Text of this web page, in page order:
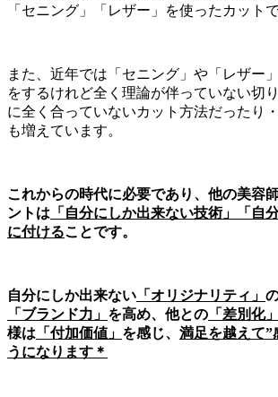
「セニング」「レザー」を使ったカットで
また、近年では「セニング」や「レザー
をするけれど全く理論が伴っていない切
に全く合っていないカット方法だったり
も増えています。
これからの時代に必要であり、他の美容
ントは 「自分にしか出来ない技術」「自
に付けることです。
自分にしか出来ない 「オリジナリティ」
「ブランド力」 を高め、他との 「差別化」
様は 「付加価値」 を感じ、 満足を越えて”
うになります＊